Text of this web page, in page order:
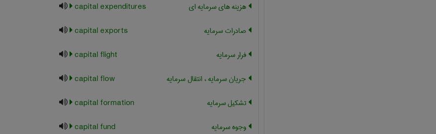
هزینه های سرمایه ای
capital expenditures
صادرات سرمایه
capital exports
فرار سرمایه
capital flight
جریان سرمایه ، انتقال سرمایه
capital flow
تشکیل سرمایه
capital formation
وجوه سرمایه
capital fund